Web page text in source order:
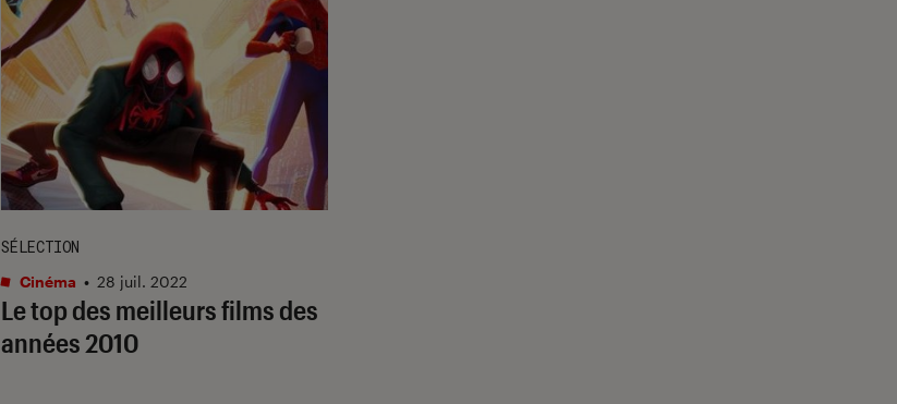
Le top des meilleurs films des
années 2010
SÉLECTION
Cinéma • 28 juil. 2022